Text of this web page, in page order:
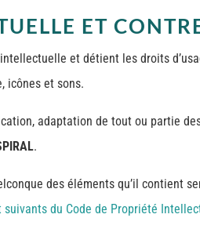
ET
et détient les droits
icônes et sons.
adaptation de tout ou partie
.
des éléments qu’il contient
suivants du Code de Propriété